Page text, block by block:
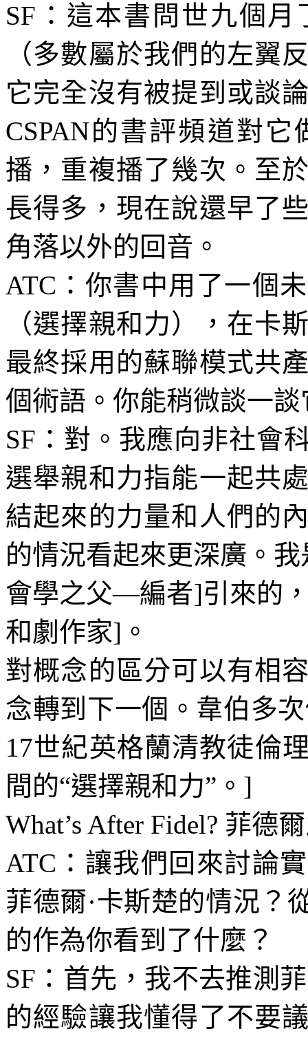
SF ：這本書問世九個
（多數屬於我們的左翼
它完全沒有被提到或談
CSPAN的書評頻道對它
播，重複播了幾次。至
長得多，現在說還早了
角落以外的回音。
ATC ：你書中用了一個
（選擇親和力），在卡
最終採用的蘇聯模式共
個術語。你能稍微談一談
SF ：對。我應向非社會
選舉親和力指能一起共
結起來的力量和人們的
的情況看起來更深廣。
會學之父—編者]引來的
和劇作家] 。
對概念的區分可以有相
念轉到下一個。韋伯多
17世紀英格蘭清教徒倫
間的“選擇親和力”。 ]
What’s After Fidel? 菲德
ATC ：讓我們回來討論
菲德爾·卡斯楚的情況？
的作為你看到了什麼？
SF ：首先，我不去推測
的經驗讓我懂得了不要